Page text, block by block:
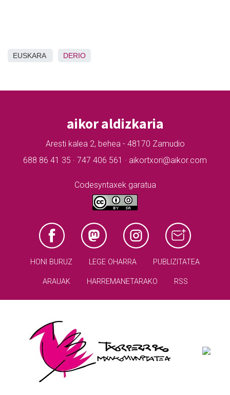
EUSKARA DERIO
aikor aldizkaria
Aresti kalea 2, behea - 48170 Zamudio
688 86 41 35 · 747 406 561 · aikortxori@aikor.com
Codesyntaxek garatua
HONI BURUZ LEGE OHARRA PUBLIZITATEA
ARAUAK HARREMANETARAKO RSS